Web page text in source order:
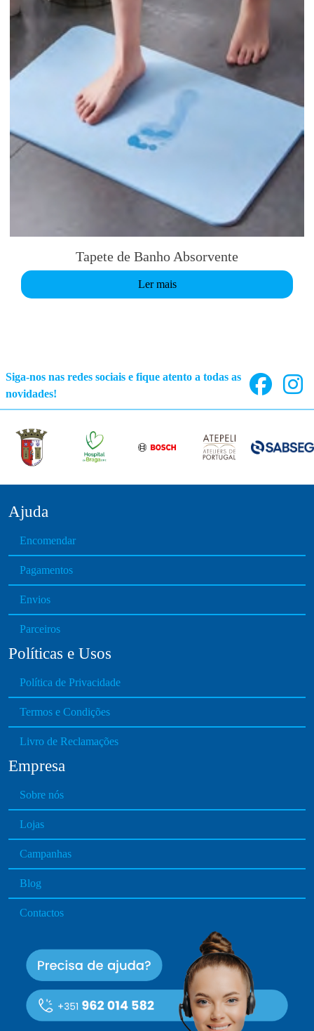
Tapete de Banho Absorvente
Ler mais
Siga-nos nas redes sociais e fique atento a todas as
novidades!
Ajuda
Encomendar
Pagamentos
Envios
Parceiros
Políticas e Usos
Política de Privacidade
Termos e Condições
Livro de Reclamações
Empresa
Sobre nós
Lojas
Campanhas
Blog
Contactos